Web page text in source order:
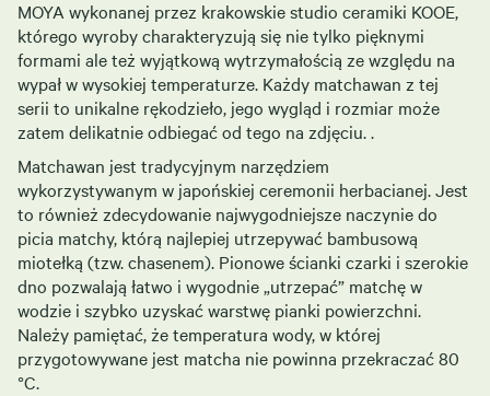
MOYA wykonanej przez krakowskie studio ceramiki KOOE,
którego wyroby charakteryzują się nie tylko pięknymi
formami ale też wyjątkową wytrzymałością ze względu na
wypał w wysokiej temperaturze. Każdy matchawan z tej
serii to unikalne rękodzieło, jego wygląd i rozmiar może
zatem delikatnie odbiegać od tego na zdjęciu. .
Matchawan jest tradycyjnym narzędziem
wykorzystywanym w japońskiej ceremonii herbacianej. Jest
to również zdecydowanie najwygodniejsze naczynie do
picia matchy, którą najlepiej utrzepywać bambusową
miotełką (tzw. chasenem). Pionowe ścianki czarki i szerokie
dno pozwalają łatwo i wygodnie „utrzepać” matchę w
wodzie i szybko uzyskać warstwę pianki powierzchni.
Należy pamiętać, że temperatura wody, w której
przygotowywane jest matcha nie powinna przekraczać 80
°C.